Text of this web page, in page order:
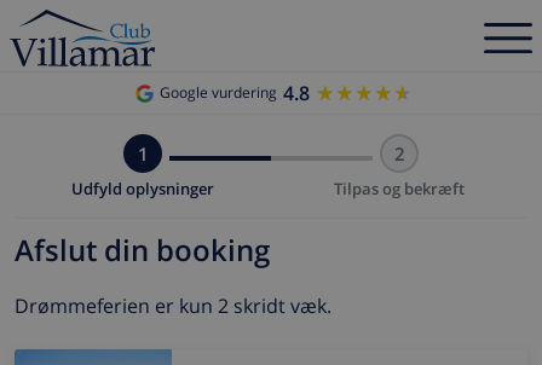
Google vurdering 4.8 ★★★★★
★★★★★
1
Udfyld oplysninger
2
Tilpas og bekræft
Afslut din booking
Drømmeferien er kun 2 skridt væk.